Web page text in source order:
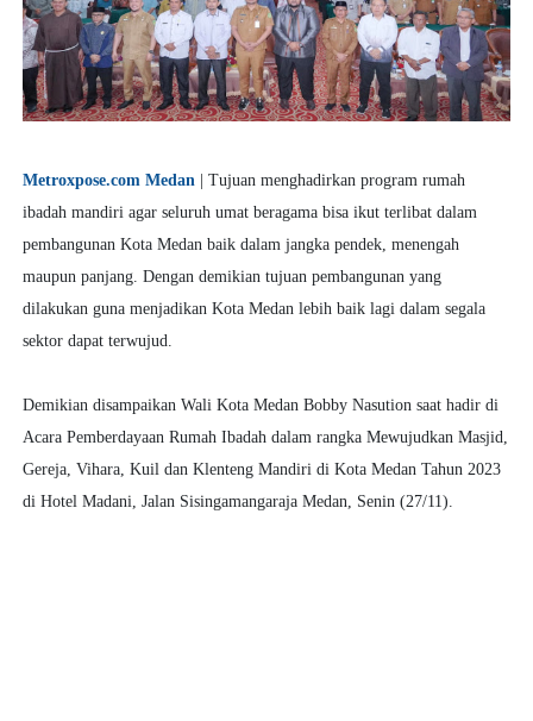
Metroxpose.com Medan | Tujuan menghadirkan program rumah
ibadah mandiri agar seluruh umat beragama bisa ikut terlibat dalam
pembangunan Kota Medan baik dalam jangka pendek, menengah
maupun panjang. Dengan demikian tujuan pembangunan yang
dilakukan guna menjadikan Kota Medan lebih baik lagi dalam segala
sektor dapat terwujud.
Demikian disampaikan Wali Kota Medan Bobby Nasution saat hadir di
Acara Pemberdayaan Rumah Ibadah dalam rangka Mewujudkan Masjid,
Gereja, Vihara, Kuil dan Klenteng Mandiri di Kota Medan Tahun 2023
di Hotel Madani, Jalan Sisingamangaraja Medan, Senin (27/11).